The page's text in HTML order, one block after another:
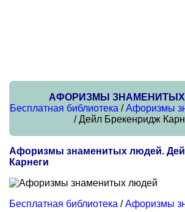
АФОРИЗМЫ
Бесплатная библиотека /Афоризмы
/ Дейл Брекенридж
Афоризмы знаменитых людей.
Карнеги
Бесплатная библиотека /Афоризмы